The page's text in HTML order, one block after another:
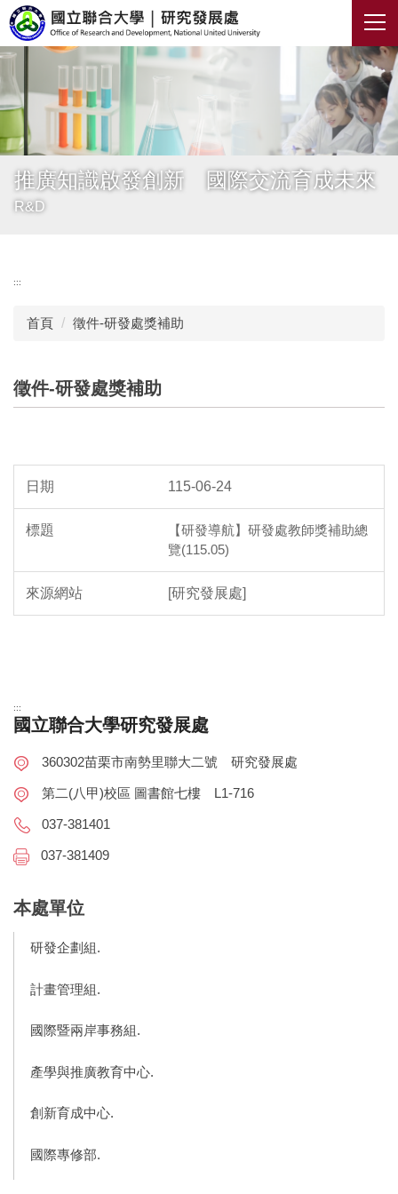
跳
到
主
內
容
推廣知識啟發創新 國際交流育成未來
R&D
:::
首頁 徵件-研發處獎補助
徵件-研發處獎補助
115-06-24
【研發導航】研發處教師獎補助總
覽(115.05)
[研究發展處]
:::
國立聯合大學研究發展處
360302苗栗市南勢里聯大二號 研究發展處
第二(八甲)校區 圖書館七樓 L1-716
037-381401
037-381409
本處單位
研發企劃組.
計畫管理組.
國際暨兩岸事務組.
產學與推廣教育中心.
創新育成中心.
國際專修部.